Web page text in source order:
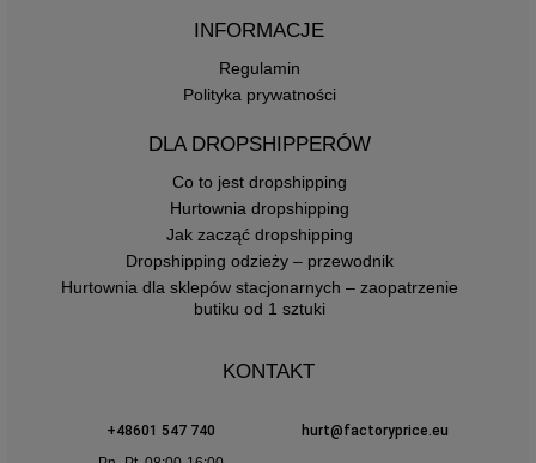
INFORMACJE
Regulamin
Polityka prywatności
DLA DROPSHIPPERÓW
Co to jest dropshipping
Hurtownia dropshipping
Jak zacząć dropshipping
Dropshipping odzieży – przewodnik
Hurtownia dla sklepów stacjonarnych – zaopatrzenie
butiku od 1 sztuki
KONTAKT
+48601 547 740
hurt@factoryprice.eu